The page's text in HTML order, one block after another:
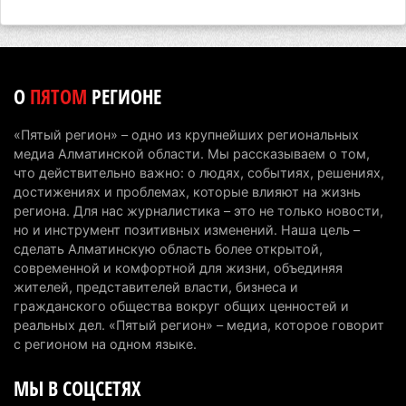
первоклассников начнут учить искусственному
6 августа 2026 г. 10:47
Казахстанцы назвали доход, при котором не
считают себя бедными
6 августа 2026 г. 09:52 165
Пожар в Аксайском ущелье под Алматы
полностью ликвидирован спустя три дня
6 августа 2026 г. 08:51 240
в Алматинской области
ОПЯТОМ РЕГИОНЕ
«Пятый регион» – одно из крупнейших региональных
медиа Алматинской области. Мы рассказываем о том,
что действительно важно: о людях, событиях, решениях,
достижениях и проблемах, которые влияют на жизнь
региона. Для нас журналистика – это не только новости,
но и инструмент позитивных изменений. Наша цель –
сделать Алматинскую область более открытой,
современной и комфортной для жизни, объединяя
жителей, представителей власти, бизнеса и
гражданского общества вокруг общих ценностей и
реальных дел. «Пятый регион» – медиа, которое говорит
с регионом на одном языке.
МЫ В СОЦСЕТЯХ